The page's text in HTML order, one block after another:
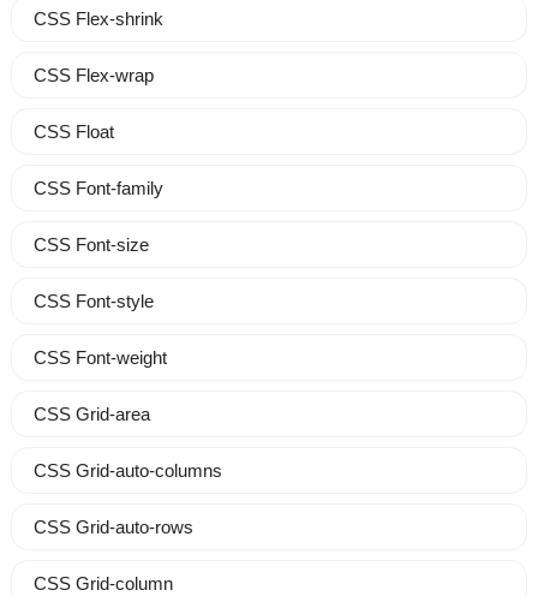
CSS Flex-shrink
CSS Flex-wrap
CSS Float
CSS Font-family
CSS Font-size
CSS Font-style
CSS Font-weight
CSS Grid-area
CSS Grid-auto-columns
CSS Grid-auto-rows
CSS Grid-column